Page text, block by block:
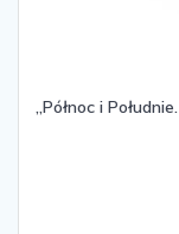
„Północ i